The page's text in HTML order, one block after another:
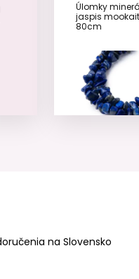
Úlomky
jaspis mookait
80cm
na Slovensko